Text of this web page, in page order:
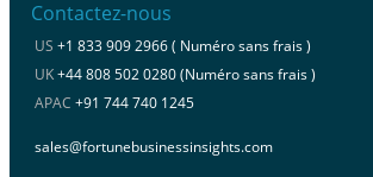
Contactez-nous
US +1 833 909 2966 ( Numéro sans frais )
UK+44 808 502 0280 (Numéro sans frais )
APAC +91 744 740 1245
sales@fortunebusinessinsights.com